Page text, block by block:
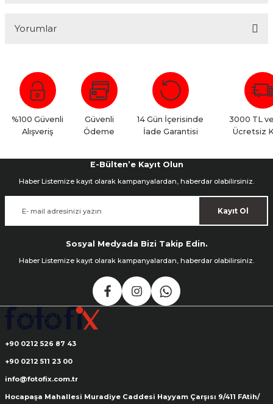
Yorumlar
Bu ürüne ilk yorumu siz yapın!
Yorum Yaz
%100 Güvenli
Alışveriş
Güvenli
Ödeme
14 Gün İçerisinde
İade Garantisi
3000 TL
Ücretsiz
E-Bülten’e Kayıt Olun
Haber Listemize kayıt olarak kampanyalardan, haberdar olabilirsiniz.
Kayıt Ol
Sosyal Medyada Bizi Takip Edin.
Haber Listemize kayıt olarak kampanyalardan, haberdar olabilirsiniz.
+90 0212 526 87 43
+90 0212 511 23 00
info@fotofix.com.tr
Hocapaşa Mahallesi Muradiye Caddesi Hayyam Çarşısı 9/411 FAtih/